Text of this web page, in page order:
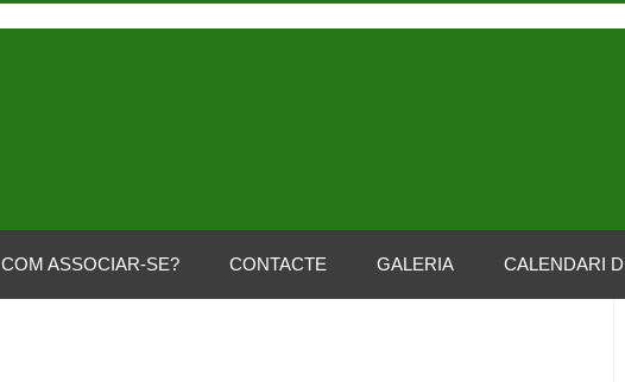
COM ASSOCIAR-SE? CONTACTE GALERIA CALENDARI